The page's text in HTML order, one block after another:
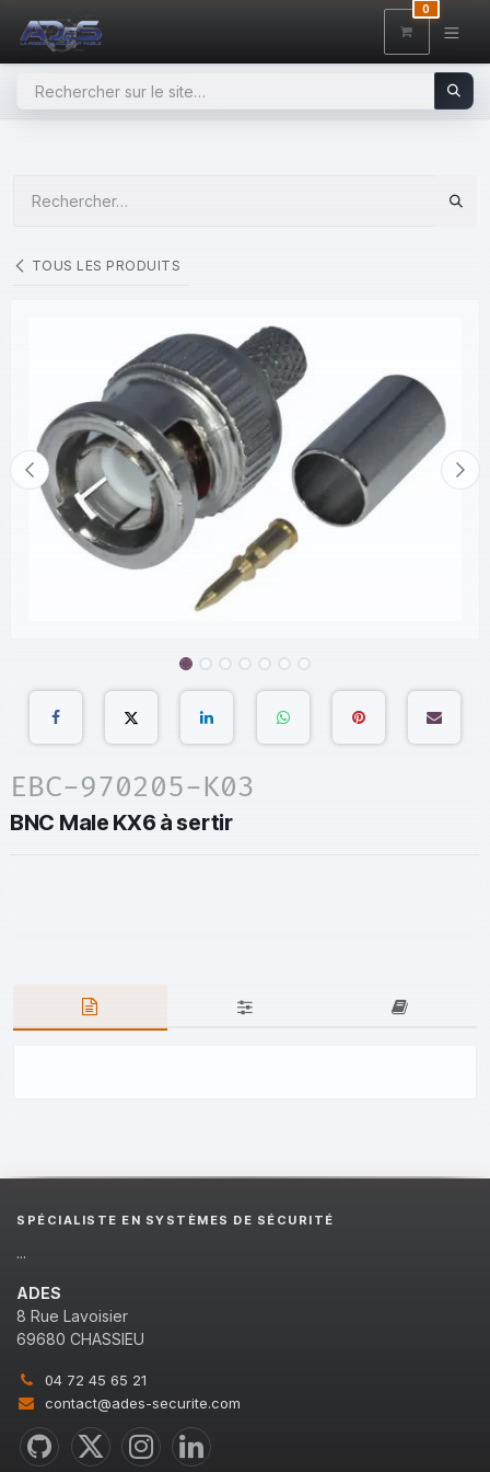
0
TOUS LES PRODUITS
EBC-970205-K03
BNC Male KX6 à sertir
SPÉCIALISTE EN SYSTÈMES DE SÉCURITÉ
...
ADES
8 Rue Lavoisier
69680 CHASSIEU
04 72 45 65 21
contact@ades-securite.com